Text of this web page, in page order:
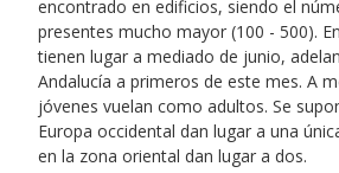
encontrado en edificios, siendo el
presentes mucho mayor (100 - 500).
tienen lugar a mediado de junio,
Andalucía a primeros de este mes. A
jóvenes vuelan como adultos. Se
Europa occidental dan lugar a una
en la zona oriental dan lugar a dos.